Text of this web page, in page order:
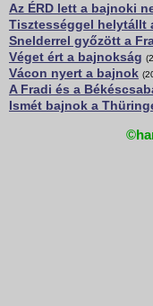
Az ÉRD lett a bajnoki
Tisztességgel helytállt
Snelderrel győzött a
Véget ért a bajnokság
Vácon nyert a bajnok
A Fradi és a
Ismét bajnok a